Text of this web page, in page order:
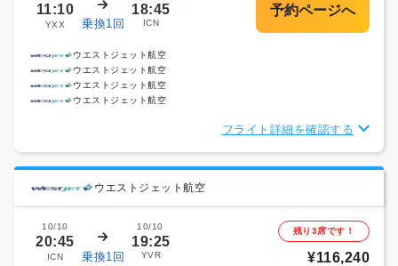
11:10
YXX 乗換1回
18:45
ICN
ウエストジェット航空
ウエストジェット航空
ウエストジェット航空
ウエストジェット航空
フライト詳細を確認する
ウエストジェット航空
10/10
20:45
ICN 乗換1回
10/10
19:25
YVR
残り3席です！
¥116,240